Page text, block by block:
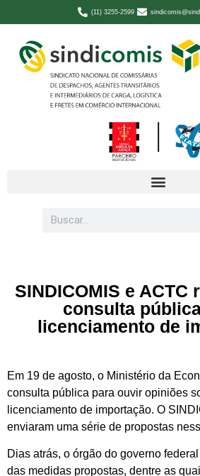
(11) 3255-2599
SINDICOMIS e ACTC
consulta
licenciamento de
Em 19 de agosto, o Ministério da
consulta pública para ouvir opiniões
licenciamento de importação. O
enviaram uma série de propostas
Dias atrás, o órgão do governo
das medidas propostas, dentre as